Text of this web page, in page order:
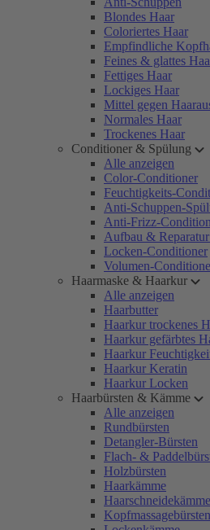
Blondes Haar
Coloriertes Haar
Empfindliche
Feines & glattes
Fettiges Haar
Lockiges Haar
Mittel gegen
Normales Haar
Trockenes Haar
Conditioner & Spülung
Alle anzeigen
Color-Conditioner
Feuchtigkeits-
Anti-Schuppen-
Anti-Frizz-
Aufbau &
Locken-Conditioner
Volumen-
Haarmaske & Haarkur
Alle anzeigen
Haarbutter
Haarkur trockenes
Haarkur gefärbtes
Haarkur
Haarkur Keratin
Haarkur Locken
Haarbürsten & Kämme
Alle anzeigen
Rundbürsten
Detangler-Bürsten
Flach- &
Holzbürsten
Haarkämme
Haarschneidekämme
Kopfmassagebürsten